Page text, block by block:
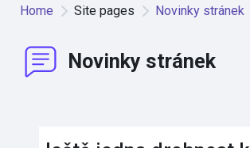
Home Site pages Novinky stránek
Novinky stránek